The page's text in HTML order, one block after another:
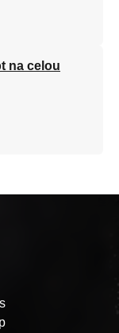
na celou